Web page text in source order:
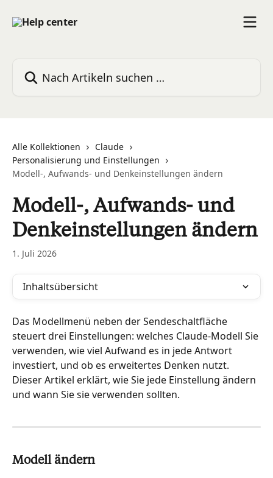
Alle Kollektionen
Claude
Personalisierung und Einstellungen
Modell-, Aufwands- und Denkeinstellungen ändern
Modell-, Aufwands- und
Denkeinstellungen ändern
1. Juli 2026
Inhaltsübersicht
Das Modellmenü neben der Sendeschaltfläche
steuert drei Einstellungen: welches Claude-Modell Sie
verwenden, wie viel Aufwand es in jede Antwort
investiert, und ob es erweitertes Denken nutzt.
Dieser Artikel erklärt, wie Sie jede Einstellung ändern
und wann Sie sie verwenden sollten.
Modell ändern